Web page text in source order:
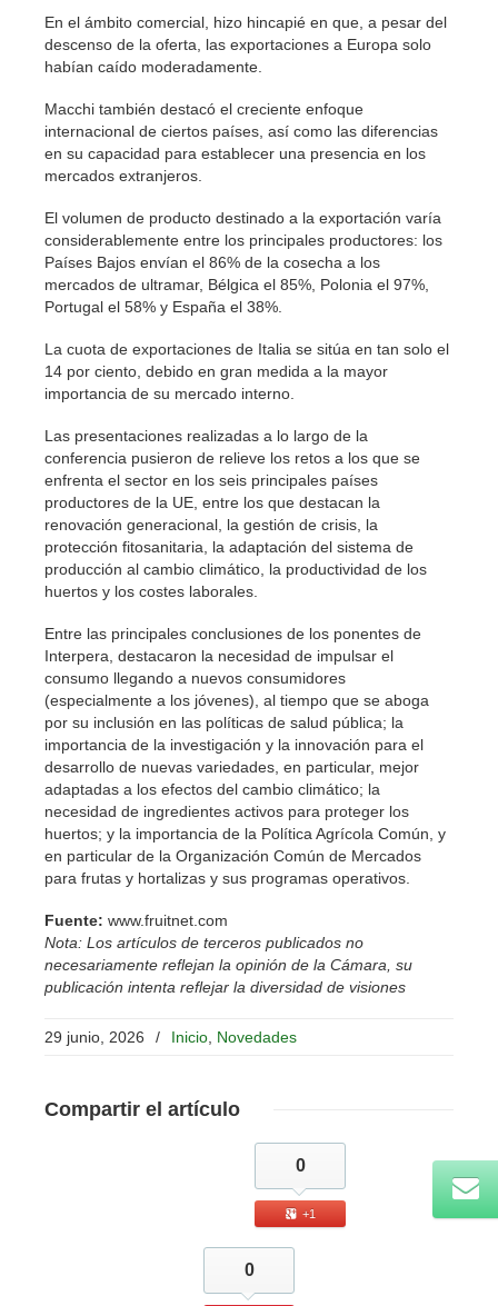
En el ámbito comercial, hizo hincapié en que, a pesar del
descenso de la oferta, las exportaciones a Europa solo
habían caído moderadamente.
Macchi también destacó el creciente enfoque
internacional de ciertos países, así como las diferencias
en su capacidad para establecer una presencia en los
mercados extranjeros.
El volumen de producto destinado a la exportación varía
considerablemente entre los principales productores: los
Países Bajos envían el 86% de la cosecha a los
mercados de ultramar, Bélgica el 85%, Polonia el 97%,
Portugal el 58% y España el 38%.
La cuota de exportaciones de Italia se sitúa en tan solo el
14 por ciento, debido en gran medida a la mayor
importancia de su mercado interno.
Las presentaciones realizadas a lo largo de la
conferencia pusieron de relieve los retos a los que se
enfrenta el sector en los seis principales países
productores de la UE, entre los que destacan la
renovación generacional, la gestión de crisis, la
protección fitosanitaria, la adaptación del sistema de
producción al cambio climático, la productividad de los
huertos y los costes laborales.
Entre las principales conclusiones de los ponentes de
Interpera, destacaron la necesidad de impulsar el
consumo llegando a nuevos consumidores
(especialmente a los jóvenes), al tiempo que se aboga
por su inclusión en las políticas de salud pública; la
importancia de la investigación y la innovación para el
desarrollo de nuevas variedades, en particular, mejor
adaptadas a los efectos del cambio climático; la
necesidad de ingredientes activos para proteger los
huertos; y la importancia de la Política Agrícola Común, y
en particular de la Organización Común de Mercados
para frutas y hortalizas y sus programas operativos.
Fuente: www.fruitnet.com
Nota: Los artículos de terceros publicados no
necesariamente reflejan la opinión de la Cámara, su
publicación intenta reflejar la diversidad de visiones
29 junio, 2026 / Inicio Novedades
Compartir el artículo
0
+1
0